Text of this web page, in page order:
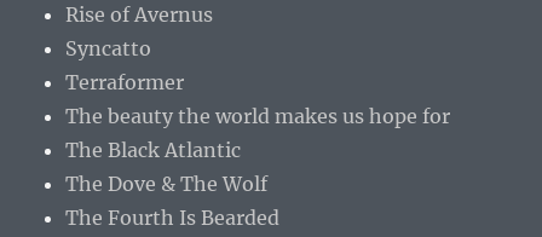
Rise of Avernus
Syncatto
Terraformer
The beauty the world makes us hope for
The Black Atlantic
The Dove & The Wolf
The Fourth Is Bearded